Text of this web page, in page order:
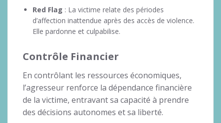
Red Flag : La victime relate des périodes
d’affection inattendue après des accès de violence.
Elle pardonne et culpabilise.
Contrôle Financier
En contrôlant les ressources économiques,
l’agresseur renforce la dépendance financière
de la victime, entravant sa capacité à prendre
des décisions autonomes et sa liberté.